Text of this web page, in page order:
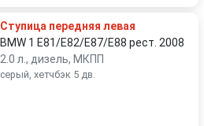
Ступица передняя левая
BMW 1 E81/E82/E87/E88 рест. 2008
2.0 л., дизель, МКПП
серый, хетчбэк 5 дв.